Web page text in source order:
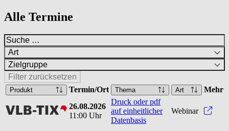
Alle Termine
Art
Zielgruppe
Filter zurücksetzen
Produkt Termin/Ort Thema Art Mehr
vlbtix
26.08.2026
11:00 Uhr
Druck oder pdf
auf einheitlicher
Datenbasis
Webinar